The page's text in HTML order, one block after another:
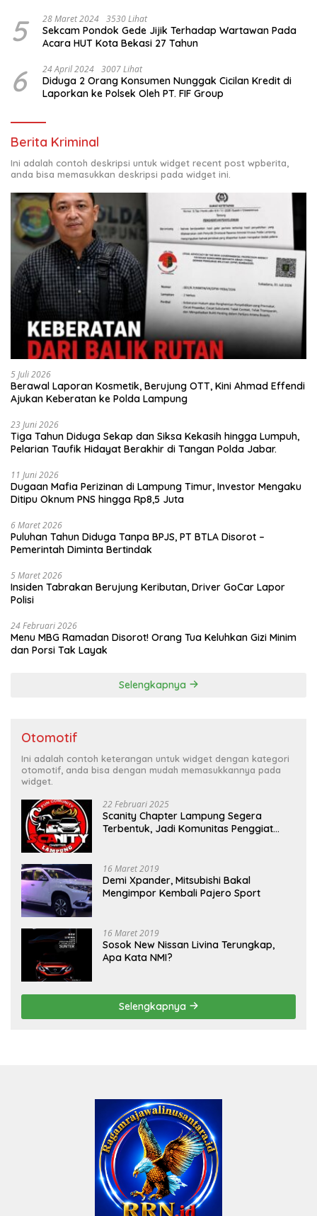
Meriah Kabupaten Aceh Singkil
5 28 Maret 2024 3530 Lihat
Sekcam Pondok Gede Jijik Terhadap Wartawan Pada
Acara HUT Kota Bekasi 27 Tahun
6 24 April 2024 3007 Lihat
Diduga 2 Orang Konsumen Nunggak Cicilan Kredit di
Laporkan ke Polsek Oleh PT. FIF Group
Berita Kriminal
Ini adalah contoh deskripsi untuk widget recent post wpberita,
anda bisa memasukkan deskripsi pada widget ini.
5 Juli 2026
Berawal Laporan Kosmetik, Berujung OTT, Kini Ahmad Effendi
Ajukan Keberatan ke Polda Lampung
23 Juni 2026
Tiga Tahun Diduga Sekap dan Siksa Kekasih hingga Lumpuh,
Pelarian Taufik Hidayat Berakhir di Tangan Polda Jabar.
11 Juni 2026
Dugaan Mafia Perizinan di Lampung Timur, Investor Mengaku
Ditipu Oknum PNS hingga Rp8,5 Juta
6 Maret 2026
Puluhan Tahun Diduga Tanpa BPJS, PT BTLA Disorot –
Pemerintah Diminta Bertindak
5 Maret 2026
Insiden Tabrakan Berujung Keributan, Driver GoCar Lapor
Polisi
24 Februari 2026
Menu MBG Ramadan Disorot! Orang Tua Keluhkan Gizi Minim
dan Porsi Tak Layak
Selengkapnya
Otomotif
Ini adalah contoh keterangan untuk widget dengan kategori
otomotif, anda bisa dengan mudah memasukkannya pada
widget.
22 Februari 2025
Scanity Chapter Lampung Segera
Terbentuk, Jadi Komunitas Penggiat
16 Maret 2019
Demi Xpander, Mitsubishi Bakal
Mengimpor Kembali Pajero Sport
16 Maret 2019
Sosok New Nissan Livina Terungkap,
Apa Kata NMI?
Selengkapnya